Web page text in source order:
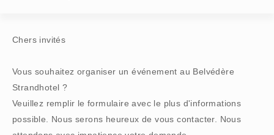
Chers invités
Vous souhaitez organiser un événement au Belvédère
Strandhotel ?
Veuillez remplir le formulaire avec le plus d'informations
possible. Nous serons heureux de vous contacter. Nous